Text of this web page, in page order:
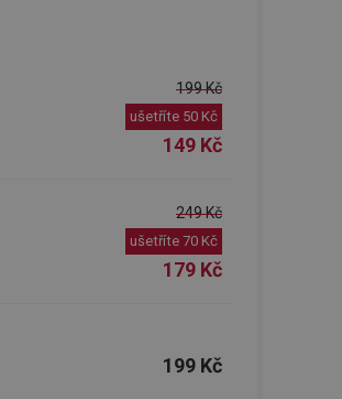
199 Kč
ušetříte 50 Kč
149 Kč
249 Kč
ušetříte 70 Kč
179 Kč
199 Kč